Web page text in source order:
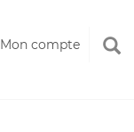
Mon compte